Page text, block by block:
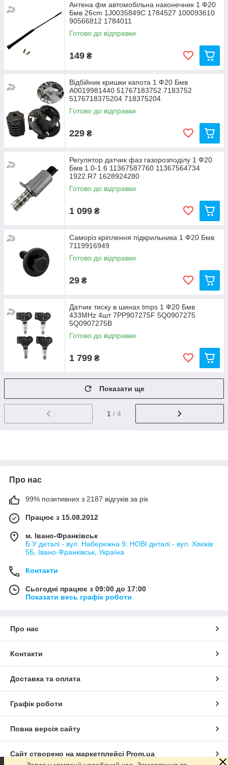
Антена фм автомобільна наконечник 1 Ф20
Бмв 26cm 1J0035849C 1784527 100093610
90566812 1784011
Готово до відправки
149 ₴
Відбійник кришки капота 1 Ф20 Бмв
A0019981440 51767183752 7183752
5176718375204 718375204
Готово до відправки
229 ₴
Регулятор датчик фаз газорозподілу 1 Ф20
Бмв 1.0-1.6 11367587760 11367564734
1922.R7 1628924280
Готово до відправки
1 099 ₴
Саморіз кріплення підкрильника 1 Ф20 Бмв
7119916949
Готово до відправки
29 ₴
Датчик тиску в шинах tmps 1 Ф20 Бмв
433MHz 4шт 7PP907275F 5Q0907275
5Q0907275B
Готово до відправки
1 799 ₴
Показати ще
1 / 4
Про нас
99% позитивних з 2187 відгуків за рік
Працює з 15.08.2012
м. Івано-Франківськ
Б.У деталі - вул. Набережна 9; НОВІ деталі - вул. Хіміків
5Б, Івано-Франківськ, Україна
Контакти
Сьогодні працює з 09:00 до 17:00
Показати весь графік роботи
Про нас
Контакти
Доставка та оплата
Графік роботи
Повна версія сайту
Сайт створено на маркетплейсі Prom.ua